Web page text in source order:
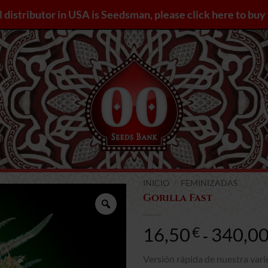
Zoom
INICIO FEMINIZADAS
Gorilla Fast
16,50€ - 340,00
Versión rápida de nuestra
in USA is Seedsman, please click here to